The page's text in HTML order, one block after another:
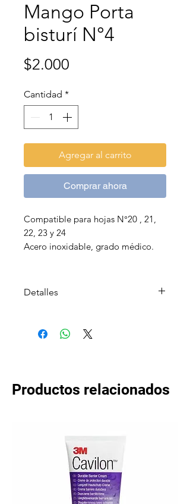
Mango Porta
bisturí N°4
$2.000
Cantidad *
Agregar al carrito
Comprar ahora
Compatible para hojas N°20 , 21,
22, 23 y 24
Acero inoxidable, grado médico.
Detalles
Acero inoxidable grado
FDA
Productos relacionados